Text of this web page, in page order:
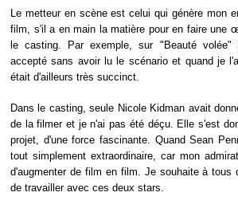
Le metteur en scène est celui qui génère mon
film, s'il a en main la matière pour en faire une
le casting. Par exemple, sur "Beauté volée"
accepté sans avoir lu le scénario et quand je
était d'ailleurs très succinct.
Dans le casting, seule Nicole Kidman avait
de la filmer et je n'ai pas été déçu. Elle s'est
projet, d'une force fascinante. Quand Sean
tout simplement extraordinaire, car mon
d'augmenter de film en film. Je souhaite à tous
de travailler avec ces deux stars.